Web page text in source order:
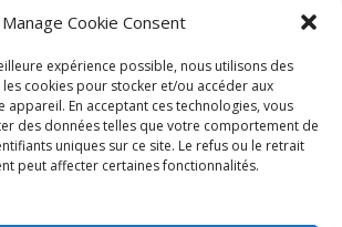
Manage Cookie Consent
expérience possible, nous utilisons des
cookies pour stocker et/ou accéder aux
En acceptant ces technologies, vous
des données telles que votre comportement de
uniques sur ce site. Le refus ou le retrait
peut affecter certaines fonctionnalités.
→
DESERT 2025_XX